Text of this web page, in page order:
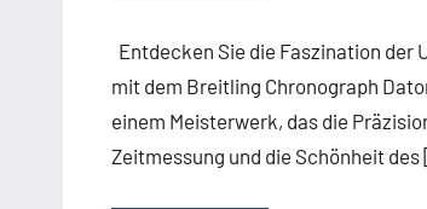
Entdecken Sie die Faszination der
mit dem Breitling Chronograph
einem Meisterwerk, das die
Zeitmessung und die Schönheit